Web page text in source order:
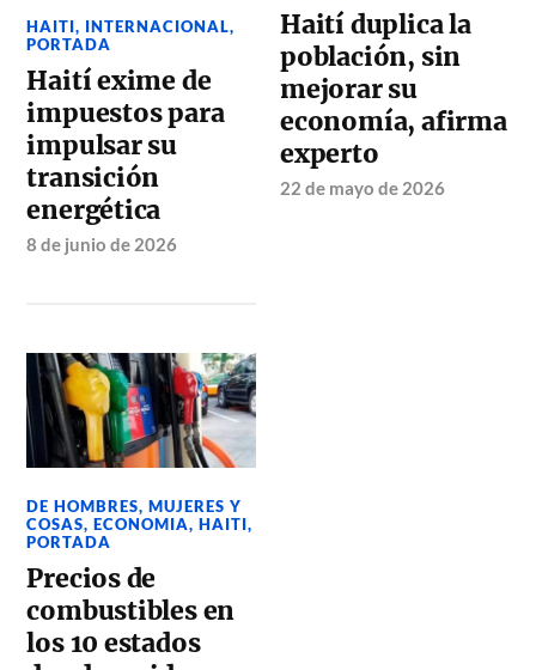
HAITI, INTERNACIONAL,
PORTADA
Haití exime de
impuestos para
impulsar su
transición
energética
8 de junio de 2026
Haití duplica la
población, sin
mejorar su
economía, afirma
experto
22 de mayo de 2026
DE HOMBRES, MUJERES Y
COSAS,ECONOMIA,HAITI,
PORTADA
Precios de
combustibles en
los 10 estados